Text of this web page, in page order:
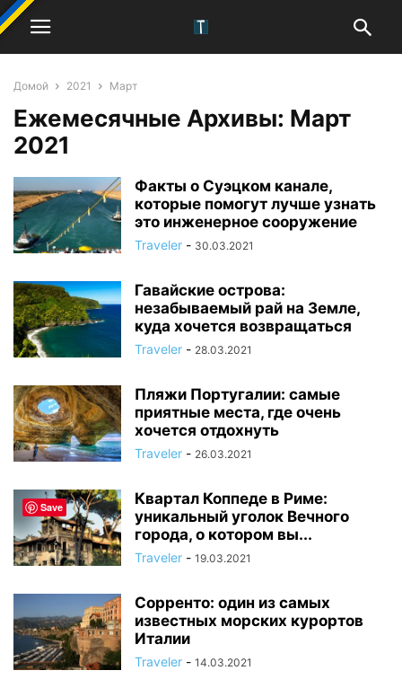
Домой 2021 Март
Ежемесячные Архивы: Март
2021
Факты о Суэцком канале,
которые помогут лучше узнать
это инженерное сооружение
Traveler - 30.03.2021
Гавайские острова:
незабываемый рай на Земле,
куда хочется возвращаться
Traveler - 28.03.2021
Пляжи Португалии: самые
приятные места, где очень
хочется отдохнуть
Traveler - 26.03.2021
Квартал Коппеде в Риме:
уникальный уголок Вечного
города, о котором вы...
Traveler - 19.03.2021
Сорренто: один из самых
известных морских курортов
Италии
Traveler - 14.03.2021
Save